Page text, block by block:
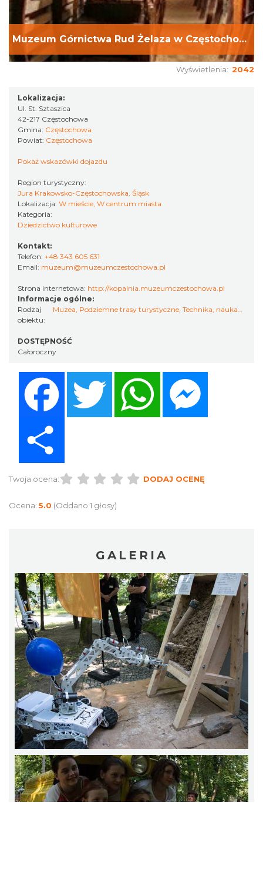
Muzeum Górnictwa Rud Żelaza w Częstochowie
Wyświetlenia: 2042
Lokalizacja:
Ul. St. Sztaszica
42-217 Częstochowa
Gmina: Częstochowa
Powiat: Częstochowa
Pokaż wskazówki dojazdu
Region turystyczny:
Jura Krakowsko-Częstochowska, Śląsk
Lokalizacja: W mieście, W centrum miasta
Kategoria:
Dziedzictwo kulturowe
Kontakt:
Telefon: +48 343 605 631
Email: muzeum@muzeumczestochowa.pl
Strona internetowa: http://kopalnia.muzeumczestochowa.pl
Informacje ogólne:
Rodzaj
obiektu:
Muzea Podziemne trasy turystyczne ,Technika, nauka…
DOSTĘPNOŚĆ
Całoroczny
Twitter
Twoja ocena: DODAJ OCENĘ
Ocena: 5.0 (Oddano 1 głosy)
GALERIA